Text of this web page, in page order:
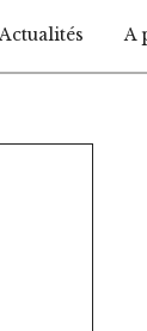
Actualités A